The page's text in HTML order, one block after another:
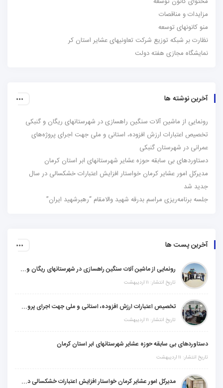
مزایدات و مناقصات
منو کانونهای توسعه
نظارت بر شبکه توزیع شرکت تعاونیهای عشایر استان کر
نمایشگاه مجازی هفته دولت
آخرین نوشته ها
رونمایی از ماشین آلات سنگین راهسازی در شهرستانهای ریگان و گنبکی
تخصیص اعتبارات ارزش افزوده، استانی و ملی جهت اجرای پروژه‌های
عمرانی در شهرستان گنبکی
دستاوردهای بی سابقه حوزه عشایر شهرستانهای ابر استان کرمان
مدیرکل امور عشایر کرمان خواستار افزایش اعتبارات خشکسالی در سال
جدید شد
جلسه برنامه‌ریزی مراسم بدرقه شهید والامقام “رهبرشهید ایران”
آخرین پست ها
رونمایی از ماشین آلات سنگین راهسازی در شهرستانهای ریگان و گنبکی
تاریخ انتشار: ۱۱ اردیبهشت
تخصیص اعتبارات ارزش افزوده، استانی و ملی جهت اجرای پروژه‌های عمرانی در شهرستان گنبکی
تاریخ انتشار: ۱۱ اردیبهشت
دستاوردهای بی سابقه حوزه عشایر شهرستانهای ابر استان کرمان
تاریخ انتشار: ۱۱ اردیبهشت
مدیرکل امور عشایر کرمان خواستار افزایش اعتبارات خشکسالی در سال جدید شد